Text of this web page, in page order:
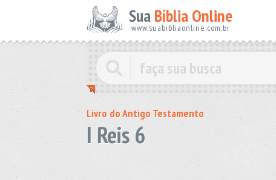
SuaBíblia Online
www.suabibliaonline.com.br
Livro do Antigo Testamento
I Reis 6